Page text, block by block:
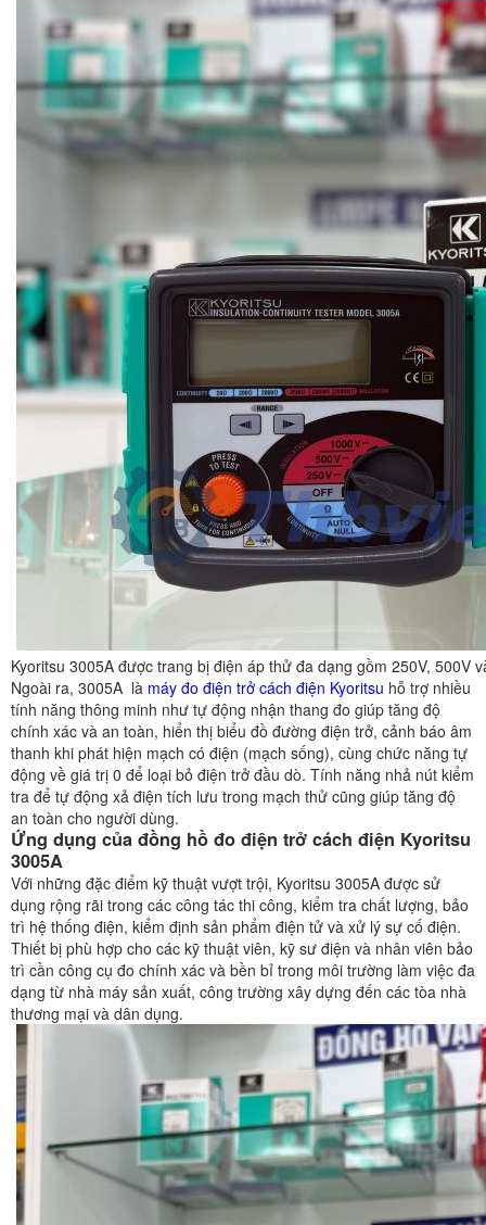
Kyoritsu 3005A được trang bị điện áp thử đa dạng gồm 250V, 500V
Ngoài ra, 3005A là máy đo điện trở cách điện Kyoritsu hỗ trợ nhiều
tính năng thông minh như tự động nhận thang đo giúp tăng độ
chính xác và an toàn, hiển thị biểu đồ đường điện trở, cảnh báo âm
thanh khi phát hiện mạch có điện (mạch sống), cùng chức năng tự
động về giá trị 0 để loại bỏ điện trở đầu dò. Tính năng nhả nút kiểm
tra để tự động xả điện tích lưu trong mạch thử cũng giúp tăng độ
an toàn cho người dùng.
Ứng dụng của đồng hồ đo điện trở cách điện Kyoritsu
3005A
Với những đặc điểm kỹ thuật vượt trội, Kyoritsu 3005A được sử
dụng rộng rãi trong các công tác thi công, kiểm tra chất lượng, bảo
trì hệ thống điện, kiểm định sản phẩm điện tử và xử lý sự cố điện.
Thiết bị phù hợp cho các kỹ thuật viên, kỹ sư điện và nhân viên bảo
trì cần công cụ đo chính xác và bền bỉ trong môi trường làm việc đa
dạng từ nhà máy sản xuất, công trường xây dựng đến các tòa nhà
thương mại và dân dụng.